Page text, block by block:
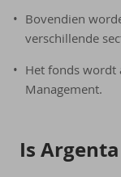
Bovendien
verschillende
Het fonds wordt
Management.
Is